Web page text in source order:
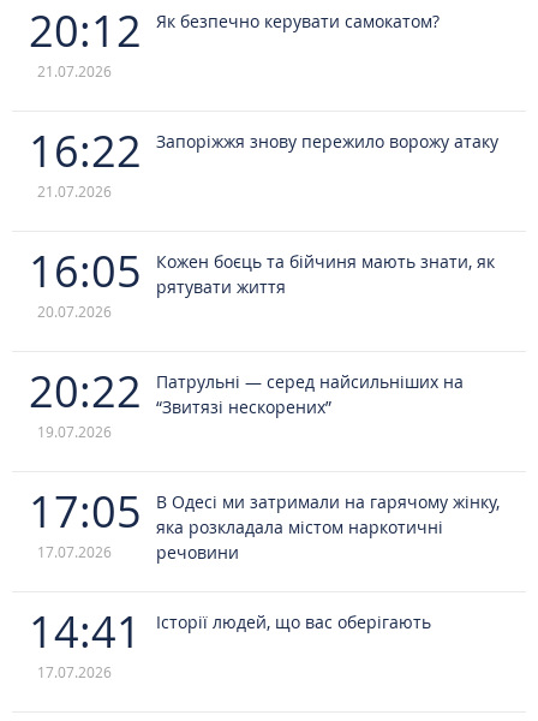
20:12
21.07.2026
Як безпечно керувати самокатом?
16:22
21.07.2026
Запоріжжя знову пережило ворожу атаку
16:05
20.07.2026
Кожен боєць та бійчиня мають знати, як
рятувати життя
20:22
19.07.2026
Патрульні — серед найсильніших на
“Звитязі нескорених”
17:05
17.07.2026
В Одесі ми затримали на гарячому жінку,
яка розкладала містом наркотичні
речовини
14:41
17.07.2026
Історії людей, що вас оберігають